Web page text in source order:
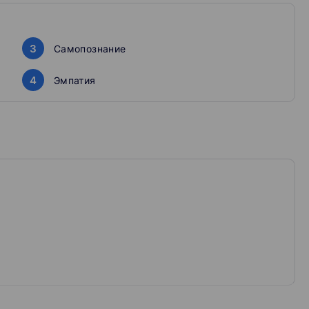
и понимают ваши переживания.
со стрессом и страхом перед экзаменами
3 Самопознание
4 Эмпатия